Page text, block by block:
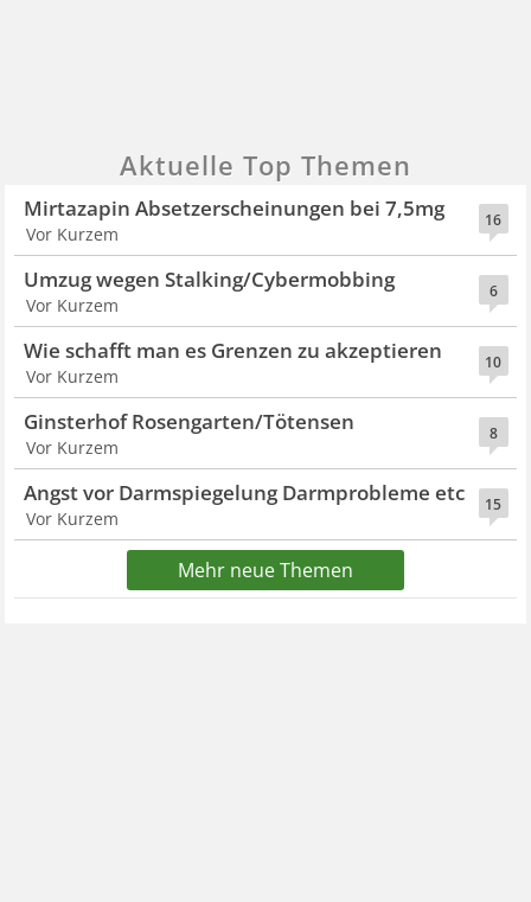
Aktuelle Top Themen
16
Mirtazapin Absetzerscheinungen bei 7,5mg
Vor Kurzem
6
Umzug wegen Stalking/Cybermobbing
Vor Kurzem
10
Wie schafft man es Grenzen zu akzeptieren
Vor Kurzem
8
Ginsterhof Rosengarten/Tötensen
Vor Kurzem
15
Angst vor Darmspiegelung Darmprobleme etc
Vor Kurzem
Mehr neue Themen